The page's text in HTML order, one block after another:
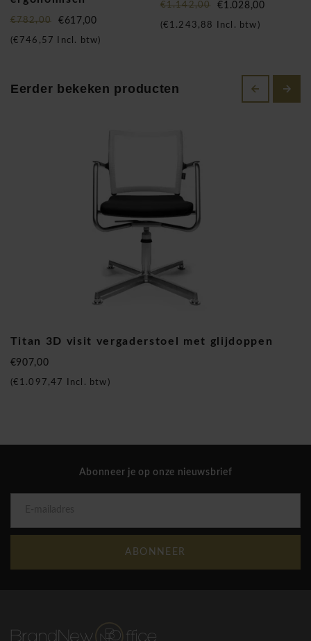
investeren we dagelijks geld en tijd in onderzoek om zo
gezond mogelijk te zitten. Dagelijks stellen mensen hoge
eisen en scheppen ze hoge verwachtingen aan hun dagelijkse
zitoplossingen! Wij ontwerpen een zitobject dat beweegt
waardoor de rugklachten afnemen of totaal verdwijnen. Ze
eenmaal per jaar van pijn in de rug en 25% heeft zelfs
permanente psychologische belasting. Dat is dan het eerste
signaal om te gaan voor Wagner welness bureaustoel dat de
prestaties op de werkvloer verhoogt en voor het welzijn van
bekende Wagner welness stoelen: Wagner AluMedic, Wagner
Titan, Wagner W1, Wagner ErgoMedic en vele andere
ergonomische bureaustoelen en vergaderstoelen!
€782,00 €617,00
(€746,57 Incl. btw)
€1.142,00 €1.028,00
(€1.243,88 Incl. btw)
Eerder bekeken producten
Titan 3D visit vergaderstoel met glijdoppen
€907,00
(€1.097,47 Incl. btw)
Abonneer je op onze nieuwsbrief
ABONNEER